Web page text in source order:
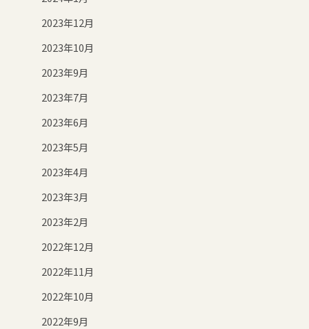
2023年12月
2023年10月
2023年9月
2023年7月
2023年6月
2023年5月
2023年4月
2023年3月
2023年2月
2022年12月
2022年11月
2022年10月
2022年9月